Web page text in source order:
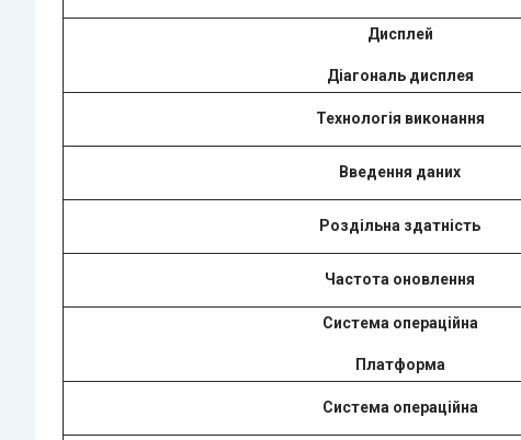
Дисплей
Діагональ дисплея
Технологія виконання
Введення даних
Роздільна здатність
Частота оновлення
Система операційна
Платформа
Система операційна